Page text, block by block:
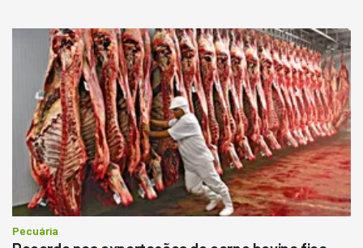
Pecuária